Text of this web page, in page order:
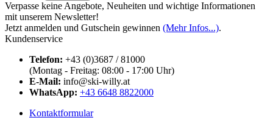
Verpasse keine Angebote, Neuheiten und wichtige Informationen
mit unserem Newsletter!
Jetzt anmelden und Gutschein gewinnen (Mehr Infos...).
Kundenservice
Telefon: +43 (0)3687 / 81000
(Montag - Freitag: 08:00 - 17:00 Uhr)
E-Mail: info@ski-willy.at
WhatsApp: +43 6648 8822000
Kontaktformular